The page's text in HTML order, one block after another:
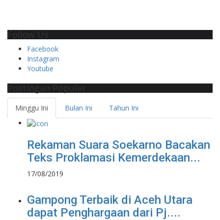
Facebook
Instagram
Youtube
Minggu Ini Bulan Ini Tahun Ini
Rekaman Suara Soekarno Bacakan
Teks Proklamasi Kemerdekaan...
17/08/2019
Gampong Terbaik di Aceh Utara
dapat Penghargaan dari Pj....